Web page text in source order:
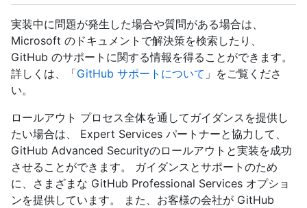
実装中に問題が発生した場合や質問がある場合は、
Microsoft のドキュメントで解決策を検索したり、
GitHub のサポートに関する情報を得ることができます。
詳しくは、「GitHub サポートについて 」をご覧くださ
い。
ロールアウト プロセス全体を通してガイダンスを提供し
たい場合は、 Expert Services パートナーと協力して、
GitHub Advanced Securityのロールアウトと実装を成功
させることができます。 ガイダンスとサポートのため
に、さまざまな GitHub Professional Services オプショ
ンを提供しています。 また、お客様の会社が GitHub